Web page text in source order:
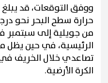
ووفق التوقعات، قد
حرارة سطح البحر نحو
من جويلية إلى سبتمبر
الرئيسية، في حين يظل
تصاعدي خلال الخريف
الكرة الأرضية.